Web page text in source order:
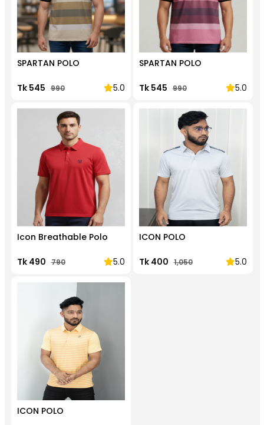
SPARTAN POLO
Tk 545 990 5.0
SPARTAN POLO
Tk 545 990 5.0
Icon Breathable Polo
Tk 490 790 5.0
ICON POLO
Tk 400 1,050 5.0
ICON POLO